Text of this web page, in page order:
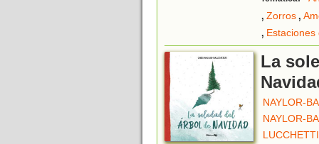
, Zorros,
, Estaciones
La
NAYLOR-
NAYLOR-